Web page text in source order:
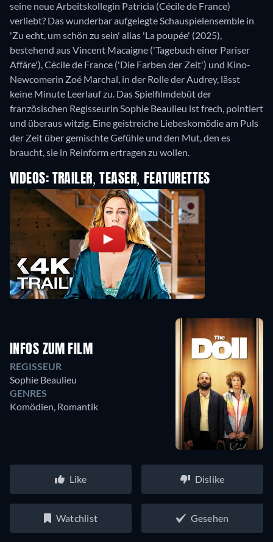
seine neue Arbeitskollegin Patricia (Cécile de France)
verliebt? Das wunderbar aufgelegte Schauspielensemble in
'Zu echt, um schön zu sein' alias 'La poupée' (2025),
bestehend aus Vincent Macaigne ('Tagebuch einer Pariser
Affäre'), Cécile de France ('Die Farben der Zeit') und Kino-
Newcomerin Zoé Marchal, in der Rolle der Audrey, lässt
keine Minute Leerlauf zu. Das Spielfilmdebüt der
französischen Regisseurin Sophie Beaulieu ist frech, pointiert
und überaus witzig. Eine geistreiche Liebeskomödie am Puls
der Zeit über gemischte Gefühle und den Mut, den es
braucht, sie in Reinform ertragen zu wollen.
VIDEOS: TRAILER, TEASER, FEATURETTES
INFOS ZUM FILM
REGISSEUR
Sophie Beaulieu
GENRES
Komödien, Romantik
Like Dislike
Watchlist Gesehen